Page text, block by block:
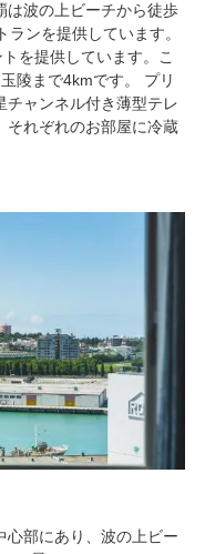
は波の上ビーチから徒歩
ンを提供しています。
を提供しています。こ
陵まで4kmです。 プリ
チャンネル付き薄型テレ
それぞれのお部屋に冷蔵
心部にあり、波の上ビー